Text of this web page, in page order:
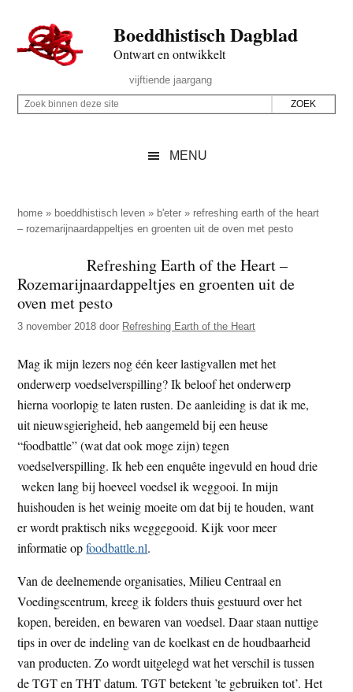
naar
de
inhoud
secondary
naar
de
sidebar
naar
de
Boeddhistisch Dagblad
Ontwart en ontwikkelt
Rechts
vijftiende jaargang
Z
p
d
z
e
s
t
e
Z
i
n
n
d
e
e
s
i
t
e
MENU
home » boeddhistisch leven » b'eter » refreshing earth of the heart
– rozemarijnaardappeltjes en groenten uit de oven met pesto
Refreshing Earth of the Heart –
Rozemarijnaardappeltjes en groenten uit de
oven met pesto
3 november 2018 door Refreshing Earth of the Heart
Mag ik mijn lezers nog één keer lastigvallen met het
onderwerp voedselverspilling? Ik beloof het onderwerp
hierna voorlopig te laten rusten. De aanleiding is dat ik me,
uit nieuwsgierigheid, heb aangemeld bij een heuse
“foodbattle” (wat dat ook moge zijn) tegen
voedselverspilling. Ik heb een enquête ingevuld en houd drie
weken lang bij hoeveel voedsel ik weggooi. In mijn
huishouden is het weinig moeite om dat bij te houden, want
er wordt praktisch niks weggegooid. Kijk voor meer
informatie opfoodbattle.nl.
Van de deelnemende organisaties, Milieu Centraal en
Voedingscentrum, kreeg ik folders thuis gestuurd over het
kopen, bereiden, en bewaren van voedsel. Daar staan nuttige
tips in over de indeling van de koelkast en de houdbaarheid
van producten. Zo wordt uitgelegd wat het verschil is tussen
de TGT en THT datum. TGT betekent ’te gebruiken tot’. Het